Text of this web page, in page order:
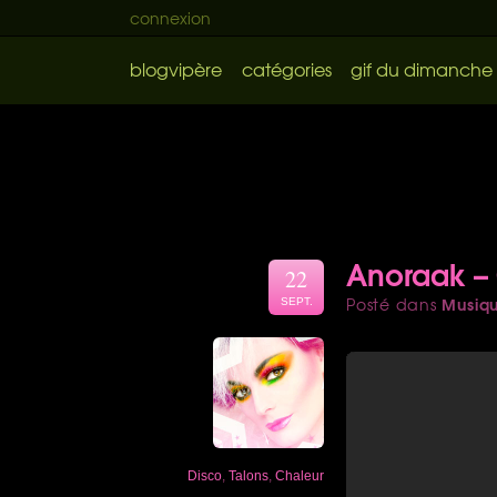
connexion
blogvipère catégories gif du dimanche
Anoraak
Posté dans
22
SEPT.
Disco Talons Chaleur